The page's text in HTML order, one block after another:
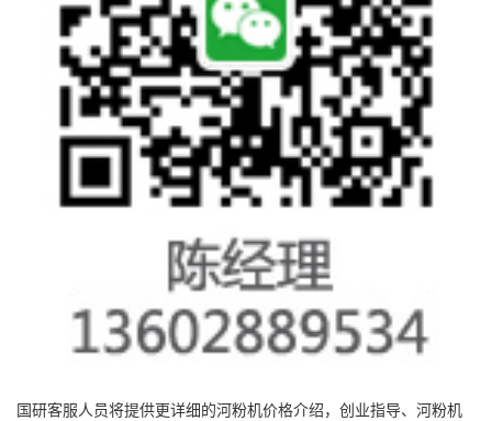
国研客服人员将提供更详细的河粉机价格介绍，创业指导、河粉机